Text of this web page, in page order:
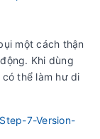
một cách thận
Khi dùng
thể làm hư di